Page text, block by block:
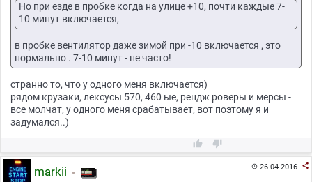
Но при езде в пробке когда на улице +10, почти каждые 7-
10 минут включается,
в пробке вентилятор даже зимой при -10 включается , это
нормально . 7-10 минут - не часто!
странно то, что у одного меня включается)
рядом крузаки, лексусы 570, 460 ые, рендж роверы и мерсы -
все молчат, у одного меня срабатывает, вот поэтому я и
задумался..)
 
26-04-2016 
markii